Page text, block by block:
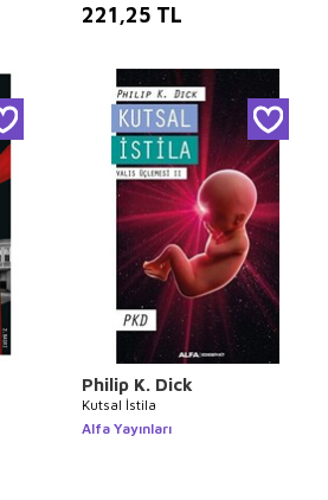
221,25 TL
Philip K. Dick
Kutsal İstila
Alfa Yayınları